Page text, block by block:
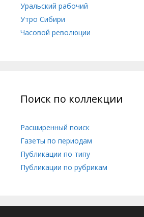
Уральский рабочий
Утро Сибири
Часовой революции
Поиск по коллекции
Расширенный поиск
Газеты по периодам
Публикации по типу
Публикации по рубрикам